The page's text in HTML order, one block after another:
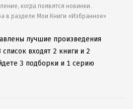
когда появятся новинки.
в разделе Мои Книги «Избранное»
лучшие произведения
список входят 2 книги и 2
3 подборки и 1 серию